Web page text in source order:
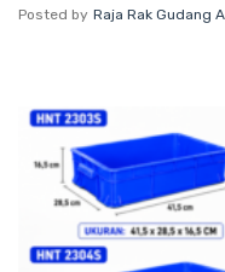
Posted by Raja Rak Gudang